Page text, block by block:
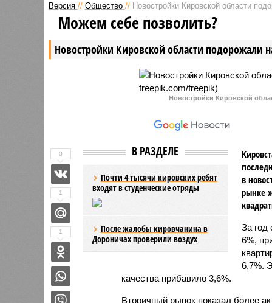
Версия // Общество // Новостройки Кировской области
Новостройки Кировской области подорожали
Можем себе позволить?
Новостройки Кировской
В РАЗДЕЛЕ
Почти 4 тысячи кировских ребят
входят в студенческие отряды
После жалобы кировчанина в
Дороничах проверили воздух
в
рынке
За год
6%,
6,7%.
качества прибавило 3,6%.
Вторичный рынок показал более
0
1
1